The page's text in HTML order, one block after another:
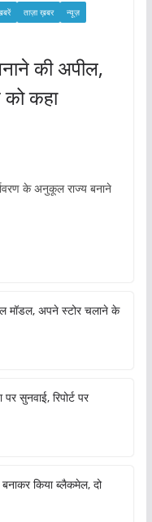
ताज़ा ख़बर
न्यूज़
की अपील,
को कहा
के अनुकूल राज्य बनाने
मॉडल, अपने स्टोर चलाने के
पर सुनवाई, रिपोर्ट पर
किया ब्लैकमेल, दो